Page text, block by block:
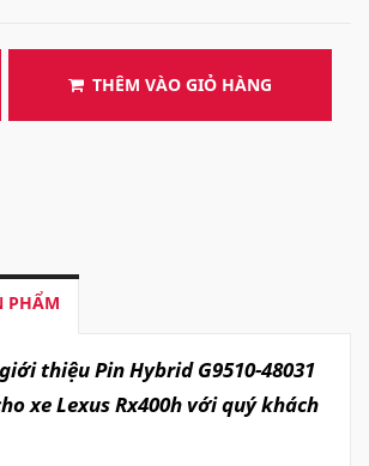
THÊM VÀO GIỎ HÀNG
PHẨM
thiệu Pin Hybrid G9510-48031
xe Lexus Rx400h với quý khách